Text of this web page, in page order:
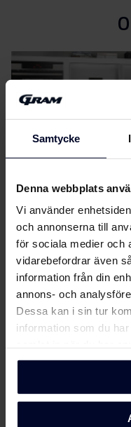
Samtycke
Denna webbplats
Vi använder
och annonserna till
för sociala medier och
vidarebefordrar även
information från din
annons- och
Dessa kan i sin tur
information som du
och
Produktbild DC 6116-
VäljGRAM
... Eftersom vi
hållbarhet genom
tidlös skandinavisk
Läs mer här